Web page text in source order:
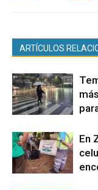
ARTÍCULOS
En